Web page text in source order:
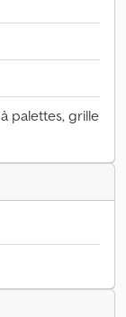
palettes, grille